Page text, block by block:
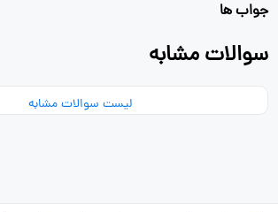
جواب ها
سوالات مشابه
لیست سوالات مشابه